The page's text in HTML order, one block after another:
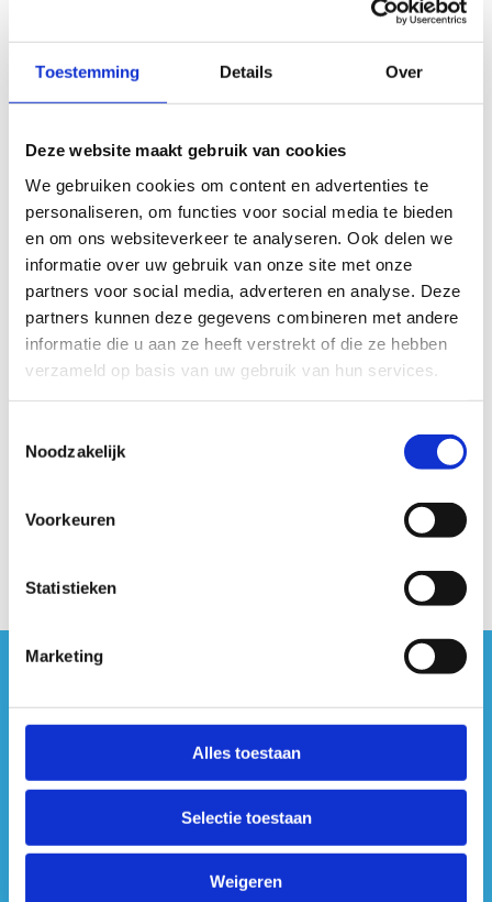
Toestemming Details Over
Deze website maakt gebruik van cookies
We gebruiken cookies om content en advertenties te
personaliseren, om functies voor social media te bieden
en om ons websiteverkeer te analyseren. Ook delen we
informatie over uw gebruik van onze site met onze
partners voor social media, adverteren en analyse. Deze
partners kunnen deze gegevens combineren met andere
informatie die u aan ze heeft verstrekt of die ze hebben
verzameld op basis van uw gebruik van hun services.
Noodzakelijk
Voorkeuren
Statistieken
Marketing
Alles toestaan
Selectie toestaan
Weigeren
#sportersbelevenmeer
ook op sociale media